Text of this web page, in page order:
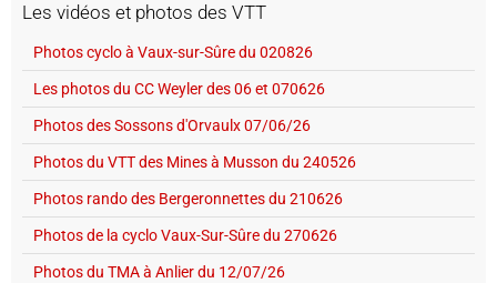
Les vidéos et photos des VTT
Photos cyclo à Vaux-sur-Sûre du 020826
Les photos du CC Weyler des 06 et 070626
Photos des Sossons d'Orvaulx 07/06/26
Photos du VTT des Mines à Musson du 240526
Photos rando des Bergeronnettes du 210626
Photos de la cyclo Vaux-Sur-Sûre du 270626
Photos du TMA à Anlier du 12/07/26